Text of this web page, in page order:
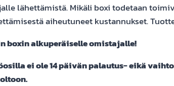
lähettämistä. Mikäli boxi todetaan
aiheutuneet kustannukset.
boxin alkuperäiselle omistajalle!
ei ole 14 päivän palautus- eikä